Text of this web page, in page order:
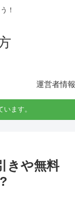
！
運営者情報
ます。
きや無料